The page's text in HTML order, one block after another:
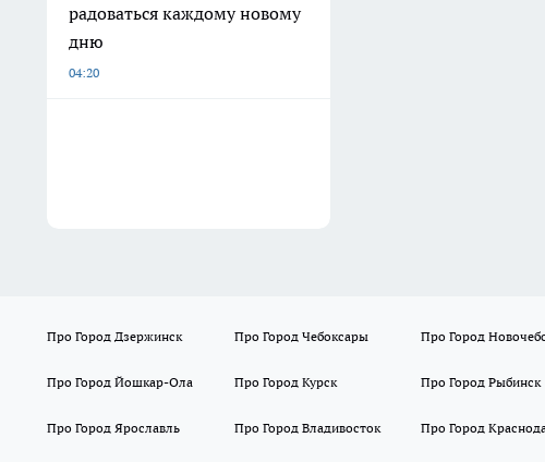
радоваться каждому новому
дню
04:20
Про Город Дзержинск Про Город Чебоксары Про Город
Про Город Йошкар-Ола Про Город Курск Про Город Рыбинск
Про Город Ярославль Про Город Владивосток Про Город